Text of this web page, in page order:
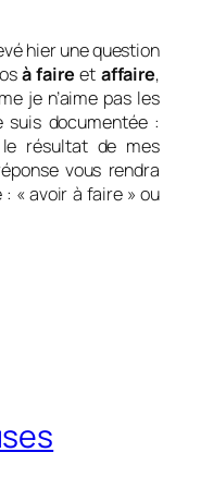
hier une question
à faire et affaire,
je n’aime pas les
suis documentée :
résultat de mes
vous rendra
« avoir à faire » ou